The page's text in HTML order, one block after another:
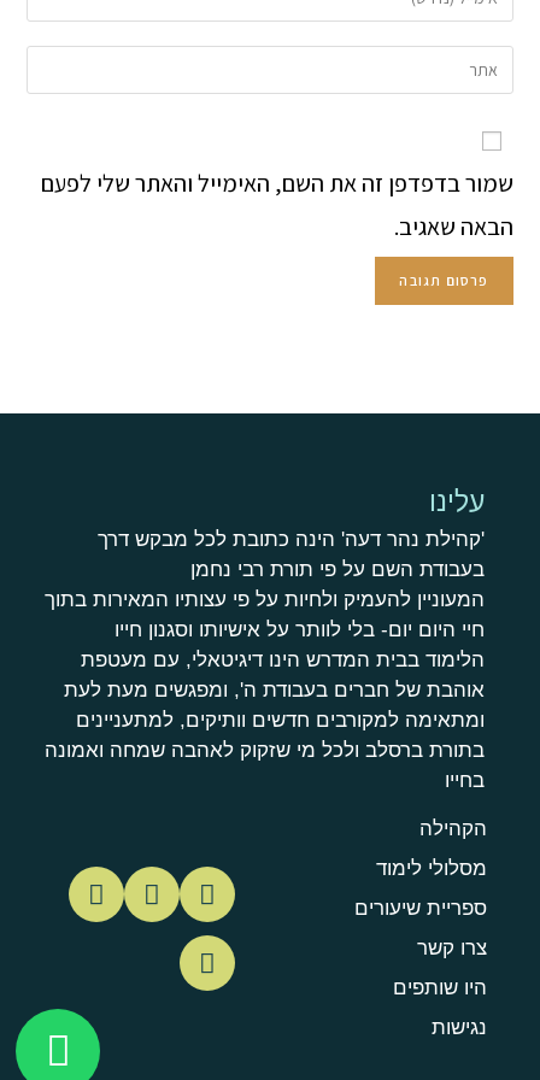
שמור בדפדפן זה את השם, האימייל והאתר שלי לפעם
הבאה שאגיב.
עלינו
'קהילת נהר דעה' הינה כתובת לכל מבקש דרך
בעבודת השם על פי תורת רבי נחמן
המעוניין להעמיק ולחיות על פי עצותיו המאירות בתוך
חיי היום יום- בלי לוותר על אישיותו וסגנון חייו
הלימוד בבית המדרש הינו דיגיטאלי, עם מעטפת
אוהבת של חברים בעבודת ה', ומפגשים מעת לעת
ומתאימה למקורבים חדשים וותיקים, למתעניינים
בתורת ברסלב ולכל מי שזקוק לאהבה שמחה ואמונה
בחייו
הקהילה
מסלולי לימוד
ספריית שיעורים
צרו קשר
היו שותפים
נגישות